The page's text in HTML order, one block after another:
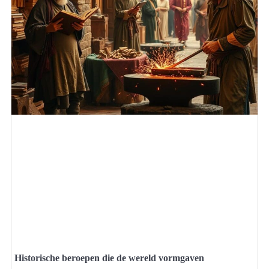
Historische beroepen die de wereld vormgaven